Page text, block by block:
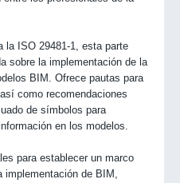
la ISO 29481-1, esta parte
sobre la implementación de la
BIM. Ofrece pautas para
como recomendaciones
de símbolos para
en los modelos.
para establecer un marco
implementación de BIM,